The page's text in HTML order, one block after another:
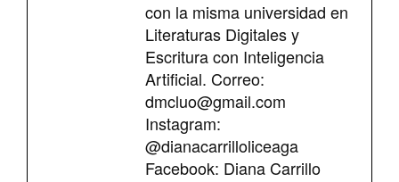
con la misma universidad en
Literaturas Digitales y
Escritura con Inteligencia
Artificial. Correo:
dmcluo@gmail.com
Instagram:
@dianacarrilloliceaga
Facebook: Diana Carrillo